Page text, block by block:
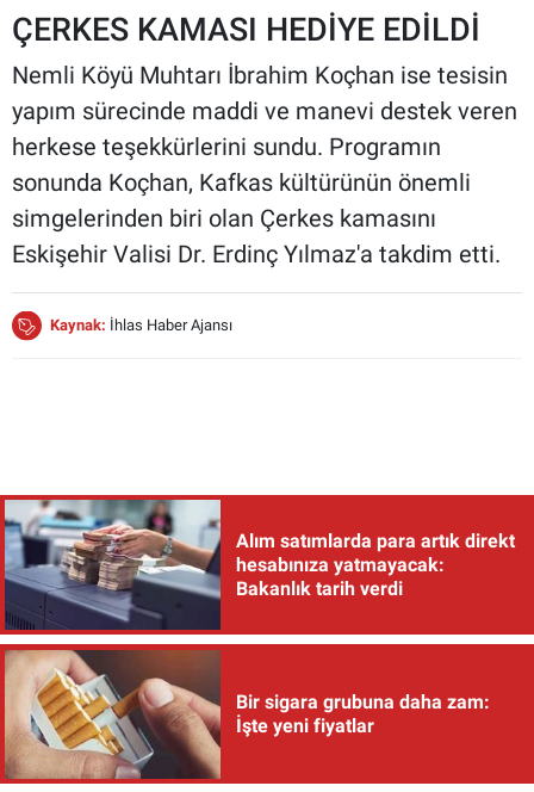
ÇERKES KAMASI HEDİYE EDİLDİ
Nemli Köyü Muhtarı İbrahim Koçhan ise tesisin
yapım sürecinde maddi ve manevi destek veren
herkese teşekkürlerini sundu. Programın
sonunda Koçhan, Kafkas kültürünün önemli
simgelerinden biri olan Çerkes kamasını
Eskişehir Valisi Dr. Erdinç Yılmaz'a takdim etti.
Kaynak: İhlas Haber Ajansı
Alım satımlarda para artık direkt
hesabınıza yatmayacak:
Bakanlık tarih verdi
Bir sigara grubuna daha zam:
İşte yeni fiyatlar